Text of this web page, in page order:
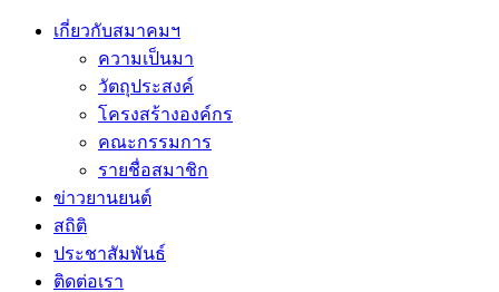
เกี่ยวกับสมาคมฯ
ความเป็นมา
วัตถุประสงค์
โครงสร้างองค์กร
คณะกรรมการ
รายชื่อสมาชิก
ข่าวยานยนต์
สถิติ
ประชาสัมพันธ์
ติดต่อเรา